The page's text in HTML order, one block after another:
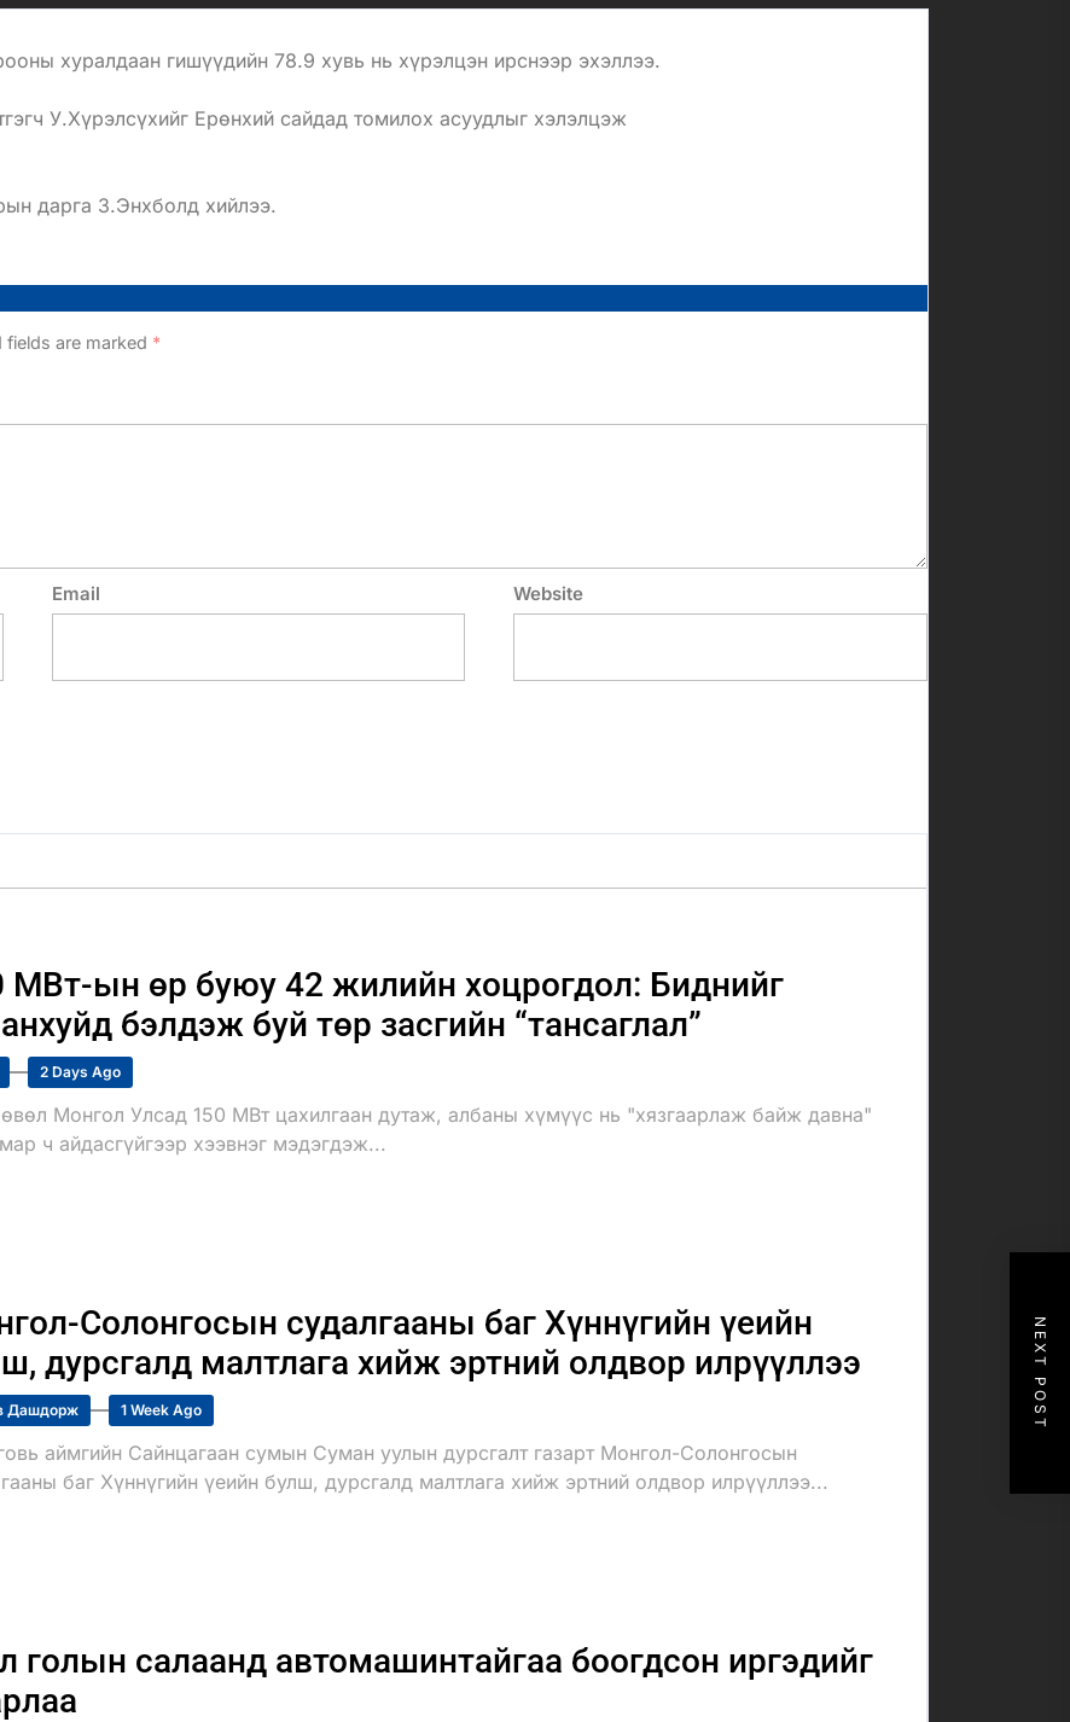
хуралдаан гишүүдийн 78.9 хувь нь хүрэлцэн ирснээр эхэллээ.
У.Хүрэлсүхийг Ерөнхий сайдад томилох асуудлыг хэлэлцэж
дарга З.Энхболд хийлээ.
fields are marked *
Email Website
NEXT POST
МВт-ын өр буюу 42 жилийн хоцрогдол: Биднийг
бэлдэж буй төр засгийн “тансаглал”
2 Days Ago
Монгол Улсад 150 МВт цахилгаан дутаж, албаны хүмүүс нь "хязгаарлаж байж давна"
ч айдасгүйгээр хээвнэг мэдэгдэж...
Солонгосын судалгааны баг Хүннүгийн үеийн
дурсгалд малтлага хийж эртний олдвор илрүүллээ
Дашдорж 1 Week Ago
аймгийн Сайнцагаан сумын Суман уулын дурсгалт газарт Монгол-Солонгосын
баг Хүннүгийн үеийн булш, дурсгалд малтлага хийж эртний олдвор илрүүллээ...
голын салаанд автомашинтайгаа боогдсон иргэдийг